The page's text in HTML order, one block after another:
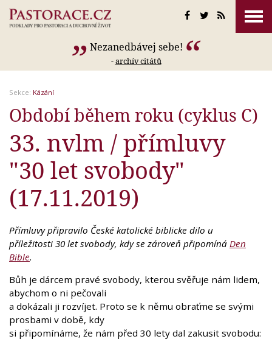
Nezanedbávej sebe!
-archív citátů
Sekce: Kázání
Období během roku (cyklus C)
33. nvlm / přímluvy
"30 let svobody"
(17.11.2019)
Přímluvy připravilo České katolické biblicke dilo u
příležitosti 30 let svobody, kdy se zároveň připomíná Den
Bible.
Bůh je dárcem pravé svobody, kterou svěřuje nám lidem,
abychom o ni pečovali
a dokázali ji rozvíjet. Proto se k němu obraťme se svými
prosbami v době, kdy
si připomínáme, že nám před 30 lety dal zakusit svobodu: